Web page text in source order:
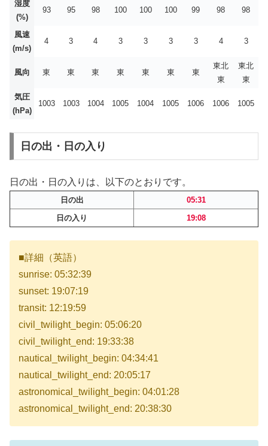
湿度
(%)
93 95 98 100 100 100 99 98 98
風速
(m/s)
4 3 4 3 3 3 3 4 3
風向 東 東 東 東 東 東 東
東北
東
東北
東
気圧
(hPa)
1003 1003 1004 1005 1004 1005 1006 1006 1005
日の出・日の入り
日の出・日の入りは、以下のとおりです。
日の出
05:31
日の入り
19:08
■詳細（英語）
sunrise: 05:32:39
sunset: 19:07:19
transit: 12:19:59
civil_twilight_begin: 05:06:20
civil_twilight_end: 19:33:38
nautical_twilight_begin: 04:34:41
nautical_twilight_end: 20:05:17
astronomical_twilight_begin: 04:01:28
astronomical_twilight_end: 20:38:30